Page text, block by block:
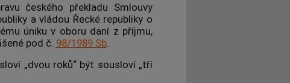
českého překladu Smlouvy
a vládou Řecké republiky o
úniku v oboru daní z příjmu,
pod č. 98/1989 Sb.
„dvou roků“ být sousloví „tří